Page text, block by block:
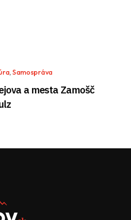
,Samospráva
a mesta Zamošč